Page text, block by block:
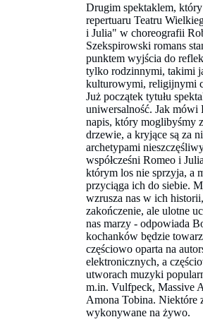
Drugim spektaklem,
repertuaru Teatru
i Julia" w choreografii
Szekspirowski romans
punktem wyjścia do
tylko rodzinnymi, takimi
kulturowymi, religijnymi
Już początek tytułu
uniwersalność. Jak
napis, który moglibyśmy
drzewie, a kryjące są za
archetypami
współcześni Romeo i
którym los nie sprzyja, a
przyciąga ich do siebie.
wzrusza nas w ich
zakończenie, ale ulotne
nas marzy - odpowiada
kochanków będzie
częściowo oparta na
elektronicznych, a
utworach muzyki
m.in. Vulfpeck, Massive
Amona Tobina. Niektóre
wykonywane na żywo.